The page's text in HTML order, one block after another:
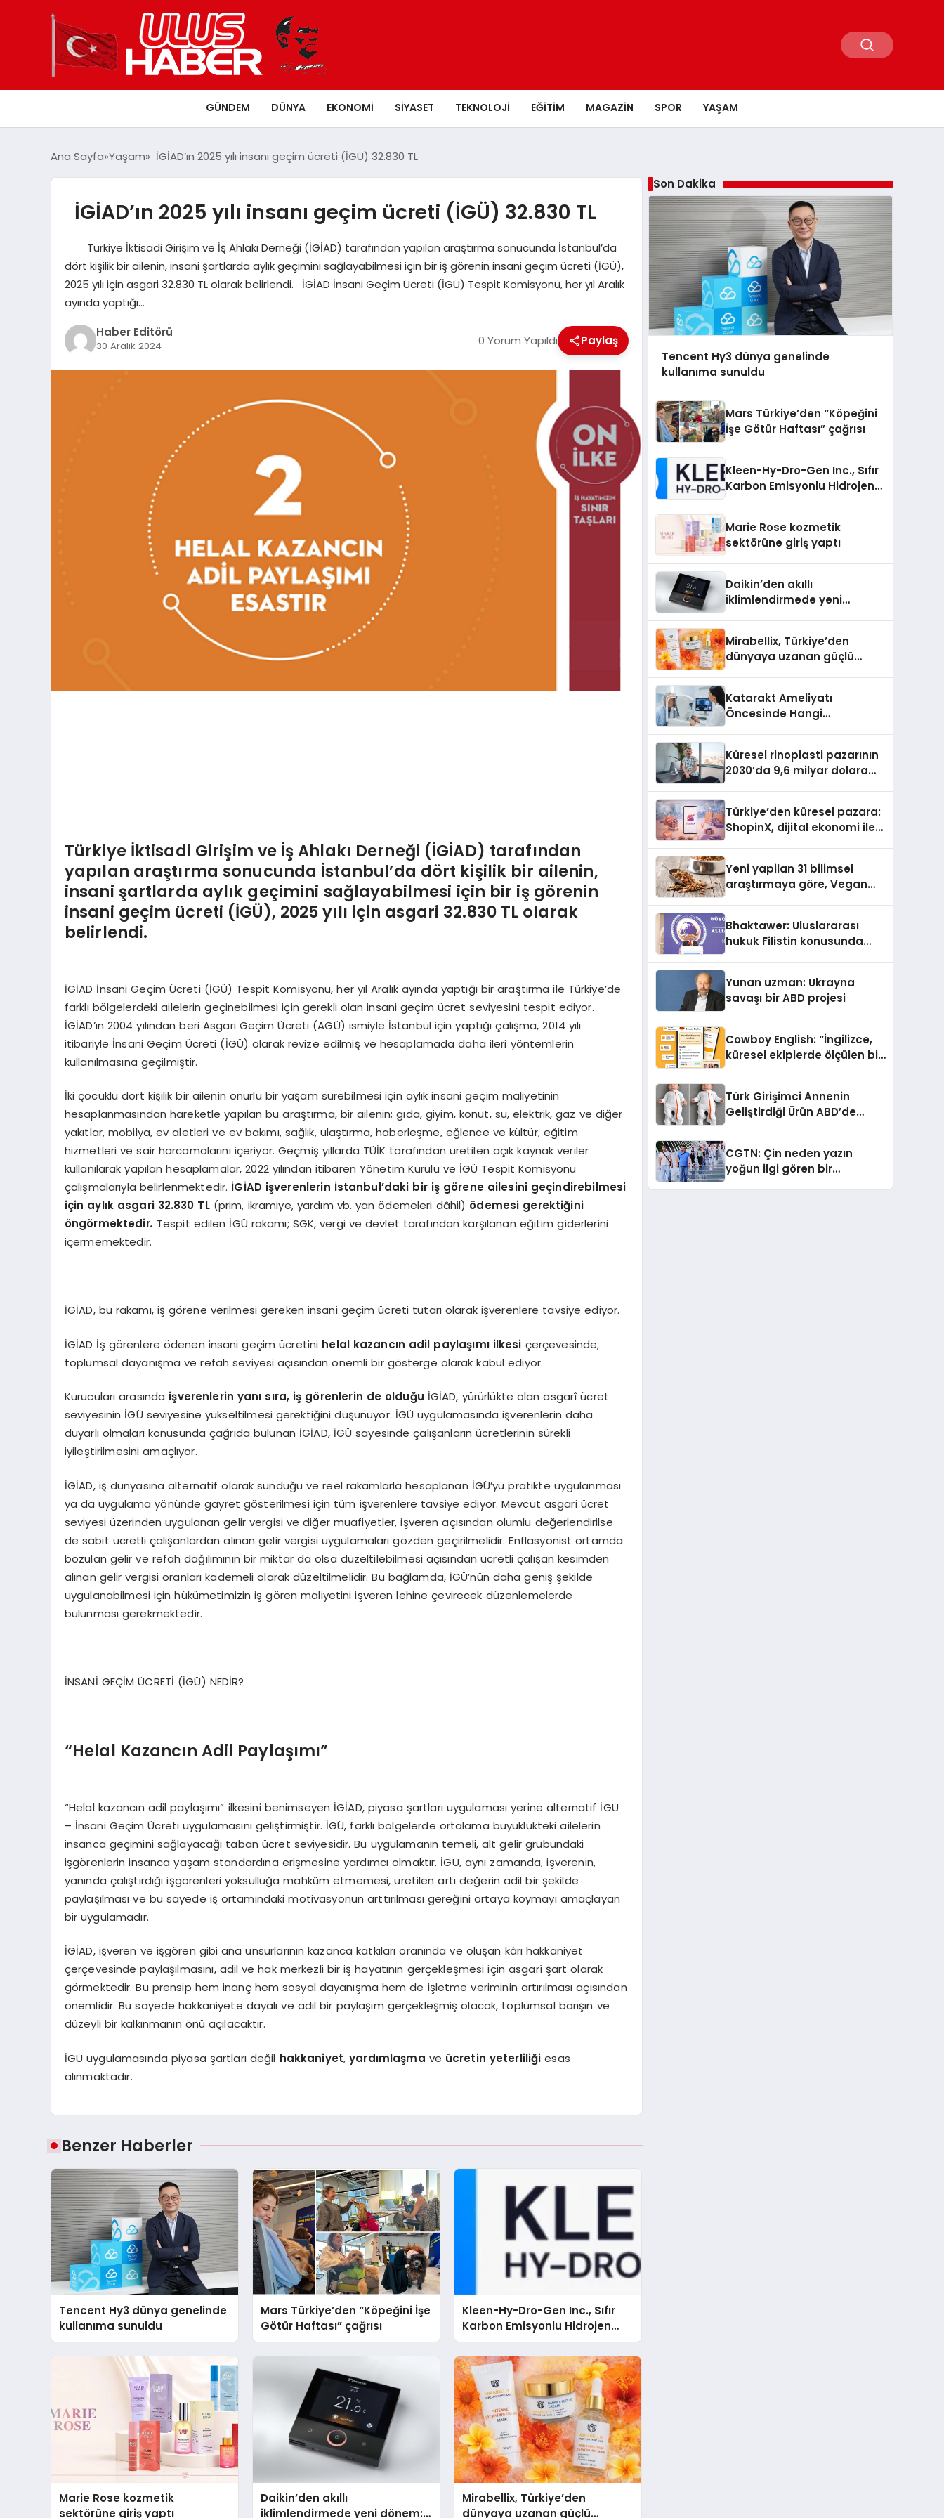
GÜNDEM DÜNYA EKONOMI SIYASET TEKNOLOJI EĞITIM MAGAZIN SPOR YAŞAM
Ana Sayfa Yaşam İGİAD’ın 2025 yılı insanı geçim ücreti (İGÜ) 32.830 TL
İGİAD’ın 2025 yılı insanı geçim ücreti (İGÜ) 32.830 TL
Türkiye İktisadi Girişim ve İş Ahlakı Derneği (İGİAD) tarafından yapılan araştırma sonucunda İstanbul’da
dört kişilik bir ailenin, insani şartlarda aylık geçimini sağlayabilmesi için bir iş görenin insani geçim ücreti (İGÜ),
2025 yılı için asgari 32.830 TL olarak belirlendi. İGİAD İnsani Geçim Ücreti (İGÜ) Tespit Komisyonu, her yıl Aralık
ayında yaptığı…
Haber Editörü
30 Aralık 2024 0 Yorum Yapıldı Paylaş
Türkiye İktisadi Girişim ve İş Ahlakı Derneği (İGİAD) tarafından
yapılan araştırma sonucunda İstanbul’da dört kişilik bir ailenin,
insani şartlarda aylık geçimini sağlayabilmesi için bir iş görenin
insani geçim ücreti (İGÜ), 2025 yılı için asgari 32.830 TL olarak
belirlendi.
İGİAD İnsani Geçim Ücreti (İGÜ) Tespit Komisyonu, her yıl Aralık ayında yaptığı bir araştırma ile Türkiye’de
farklı bölgelerdeki ailelerin geçinebilmesi için gerekli olan insani geçim ücret seviyesini tespit ediyor.
İGİAD’ın 2004 yılından beri Asgari Geçim Ücreti (AGÜ) ismiyle İstanbul için yaptığı çalışma, 2014 yılı
itibariyle İnsani Geçim Ücreti (İGÜ) olarak revize edilmiş ve hesaplamada daha ileri yöntemlerin
kullanılmasına geçilmiştir.
İki çocuklu dört kişilik bir ailenin onurlu bir yaşam sürebilmesi için aylık insani geçim maliyetinin
hesaplanmasından hareketle yapılan bu araştırma, bir ailenin; gıda, giyim, konut, su, elektrik, gaz ve diğer
yakıtlar, mobilya, ev aletleri ve ev bakımı, sağlık, ulaştırma, haberleşme, eğlence ve kültür, eğitim
hizmetleri ve sair harcamalarını içeriyor. Geçmiş yıllarda TÜİK tarafından üretilen açık kaynak veriler
kullanılarak yapılan hesaplamalar, 2022 yılından itibaren Yönetim Kurulu ve İGÜ Tespit Komisyonu
çalışmalarıyla belirlenmektedir. İGİAD işverenlerin İstanbul’daki bir iş görene ailesini geçindirebilmesi
için aylık asgari 32.830 TL (prim, ikramiye, yardım vb. yan ödemeleri dâhil) ödemesi gerektiğini
öngörmektedir. Tespit edilen İGÜ rakamı; SGK, vergi ve devlet tarafından karşılanan eğitim giderlerini
içermemektedir.
İGİAD, bu rakamı, iş görene verilmesi gereken insani geçim ücreti tutarı olarak işverenlere tavsiye ediyor.
İGİAD İş görenlere ödenen insani geçim ücretini helal kazancın adil paylaşımı ilkesi çerçevesinde;
toplumsal dayanışma ve refah seviyesi açısından önemli bir gösterge olarak kabul ediyor.
Kurucuları arasında işverenlerin yanı sıra, iş görenlerin de olduğu İGİAD, yürürlükte olan asgarî ücret
seviyesinin İGÜ seviyesine yükseltilmesi gerektiğini düşünüyor. İGÜ uygulamasında işverenlerin daha
duyarlı olmaları konusunda çağrıda bulunan İGİAD, İGÜ sayesinde çalışanların ücretlerinin sürekli
iyileştirilmesini amaçlıyor.
İGİAD, iş dünyasına alternatif olarak sunduğu ve reel rakamlarla hesaplanan İGÜ’yü pratikte uygulanması
ya da uygulama yönünde gayret gösterilmesi için tüm işverenlere tavsiye ediyor. Mevcut asgari ücret
seviyesi üzerinden uygulanan gelir vergisi ve diğer muafiyetler, işveren açısından olumlu değerlendirilse
de sabit ücretli çalışanlardan alınan gelir vergisi uygulamaları gözden geçirilmelidir. Enflasyonist ortamda
bozulan gelir ve refah dağılımının bir miktar da olsa düzeltilebilmesi açısından ücretli çalışan kesimden
alınan gelir vergisi oranları kademeli olarak düzeltilmelidir. Bu bağlamda, İGÜ’nün daha geniş şekilde
uygulanabilmesi için hükümetimizin iş gören maliyetini işveren lehine çevirecek düzenlemelerde
bulunması gerekmektedir.
İNSANİ GEÇİM ÜCRETİ (İGÜ) NEDİR?
“Helal Kazancın Adil Paylaşımı”
“Helal kazancın adil paylaşımı” ilkesini benimseyen İGİAD, piyasa şartları uygulaması yerine alternatif İGÜ
– İnsani Geçim Ücreti uygulamasını geliştirmiştir. İGÜ, farklı bölgelerde ortalama büyüklükteki ailelerin
insanca geçimini sağlayacağı taban ücret seviyesidir. Bu uygulamanın temeli, alt gelir grubundaki
işgörenlerin insanca yaşam standardına erişmesine yardımcı olmaktır. İGÜ, aynı zamanda, işverenin,
yanında çalıştırdığı işgörenleri yoksulluğa mahkûm etmemesi, üretilen artı değerin adil bir şekilde
paylaşılması ve bu sayede iş ortamındaki motivasyonun arttırılması gereğini ortaya koymayı amaçlayan
bir uygulamadır.
İGİAD, işveren ve işgören gibi ana unsurlarının kazanca katkıları oranında ve oluşan kârı hakkaniyet
çerçevesinde paylaşılmasını, adil ve hak merkezli bir iş hayatının gerçekleşmesi için asgarî şart olarak
görmektedir. Bu prensip hem inanç hem sosyal dayanışma hem de işletme veriminin artırılması açısından
önemlidir. Bu sayede hakkaniyete dayalı ve adil bir paylaşım gerçekleşmiş olacak, toplumsal barışın ve
düzeyli bir kalkınmanın önü açılacaktır.
İGÜ uygulamasında piyasa şartları değil hakkaniyet,yardımlaşma ve ücretin yeterliliğiesas
alınmaktadır.
Benzer Haberler
Tencent Hy3 dünya genelinde
kullanıma sunuldu
Mars Türkiye’den “Köpeğini İşe
Götür Haftası” çağrısı
Kleen-Hy-Dro-Gen Inc., Sıfır
Karbon Emisyonlu Hidrojen
Isıtma Teknolojisinde ISO ve
TSSA Düzenleyici Onaylarını
Aldı
Marie Rose kozmetik
sektörüne giriş yaptı
Daikin’den akıllı
iklimlendirmede yeni dönem:
Mirabellix, Türkiye’den
dünyaya uzanan güçlü
Son Dakika
Tencent Hy3 dünya genelinde
kullanıma sunuldu
Mars Türkiye’den “Köpeğini
İşe Götür Haftası” çağrısı
Kleen-Hy-Dro-Gen Inc., Sıfır
Karbon Emisyonlu Hidrojen
Aldı
Marie Rose kozmetik
sektörüne giriş yaptı
Daikin’den akıllı
iklimlendirmede yeni
Mirabellix, Türkiye’den
dünyaya uzanan güçlü
Katarakt Ameliyatı
Öncesinde Hangi
Küresel rinoplasti pazarının
2030’da 9,6 milyar dolara
Türkiye’den küresel pazara:
ShopinX, dijital ekonomi ile
Yeni yapilan 31 bilimsel
araştırmaya göre, Vegan
Sindirildiğini Ortaya Koydu
Bhaktawer: Uluslararası
hukuk Filistin konusunda
Yunan uzman: Ukrayna
savaşı bir ABD projesi
Cowboy English: “İngilizce,
küresel ekiplerde ölçülen bir
Türk Girişimci Annenin
Geliştirdiği Ürün ABD’de
Açısı Getiriyor.
CGTN: Çin neden yazın
yoğun ilgi gören bir